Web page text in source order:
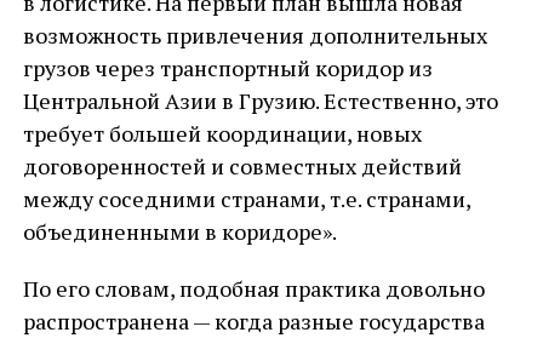
возможность привлечения дополнительных
грузов через транспортный коридор из
Центральной Азии в Грузию. Естественно, это
требует большей координации, новых
договоренностей и совместных действий
между соседними странами, т.е. странами,
объединенными в коридоре».
По его словам, подобная практика довольно
распространена — когда разные государства